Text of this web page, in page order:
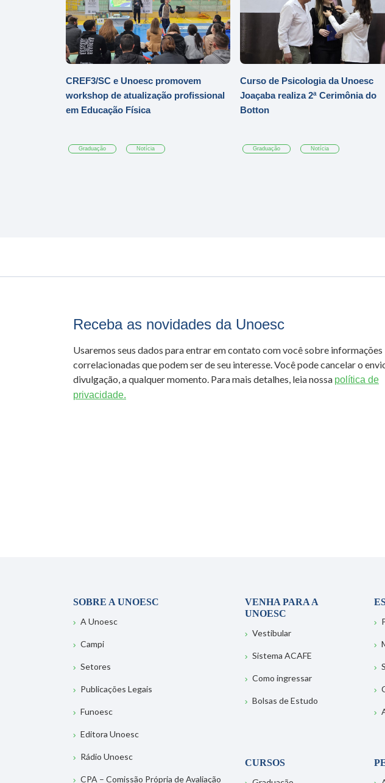
CREF3/SC e Unoesc promovem
workshop de atualização profissional
em Educação Física
Graduação Notícia
Curso de Psicologia da Unoesc
Joaçaba realiza 2ª Cerimônia do
Botton
Graduação Notícia
Receba as novidades da Unoesc
Usaremos seus dados para entrar em contato com você sobre informações
correlacionadas que podem ser de seu interesse. Você pode cancelar o
divulgação, a qualquer momento. Para mais detalhes, leia nossa política de
privacidade.
SOBRE A UNOESC
A Unoesc
Campi
Setores
Publicações Legais
Funoesc
Editora Unoesc
Rádio Unoesc
CPA – Comissão Própria de Avaliação
VENHA PARA A
UNOESC
Vestibular
Sistema ACAFE
Como ingressar
Bolsas de Estudo
CURSOS